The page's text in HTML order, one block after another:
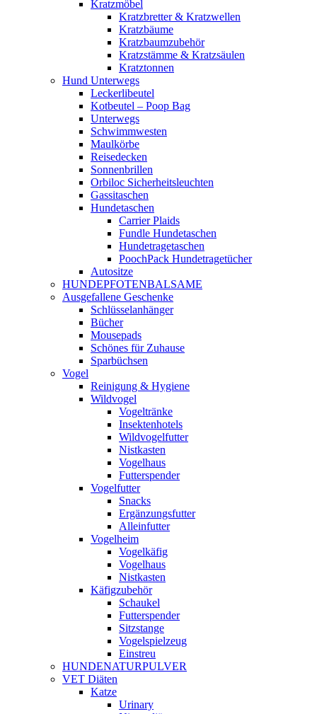
Kratzmöbel
Kratzbretter & Kratzwellen
Kratzbäume
Kratzbaumzubehör
Kratzstämme & Kratzsäulen
Kratztonnen
Hund Unterwegs
Leckerlibeutel
Kotbeutel – Poop Bag
Unterwegs
Schwimmwesten
Maulkörbe
Reisedecken
Sonnenbrillen
Orbiloc Sicherheitsleuchten
Gassitaschen
Hundetaschen
Carrier Plaids
Fundle Hundetaschen
Hundetragetaschen
PoochPack Hundetragetücher
Autositze
HUNDEPFOTENBALSAME
Ausgefallene Geschenke
Schlüsselanhänger
Bücher
Mousepads
Schönes für Zuhause
Sparbüchsen
Vogel
Reinigung & Hygiene
Wildvogel
Vogeltränke
Insektenhotels
Wildvogelfutter
Nistkasten
Vogelhaus
Futterspender
Vogelfutter
Snacks
Ergänzungsfutter
Alleinfutter
Vogelheim
Vogelkäfig
Vogelhaus
Nistkasten
Käfigzubehör
Schaukel
Futterspender
Sitzstange
Vogelspielzeug
Einstreu
HUNDENATURPULVER
VET Diäten
Katze
Urinary